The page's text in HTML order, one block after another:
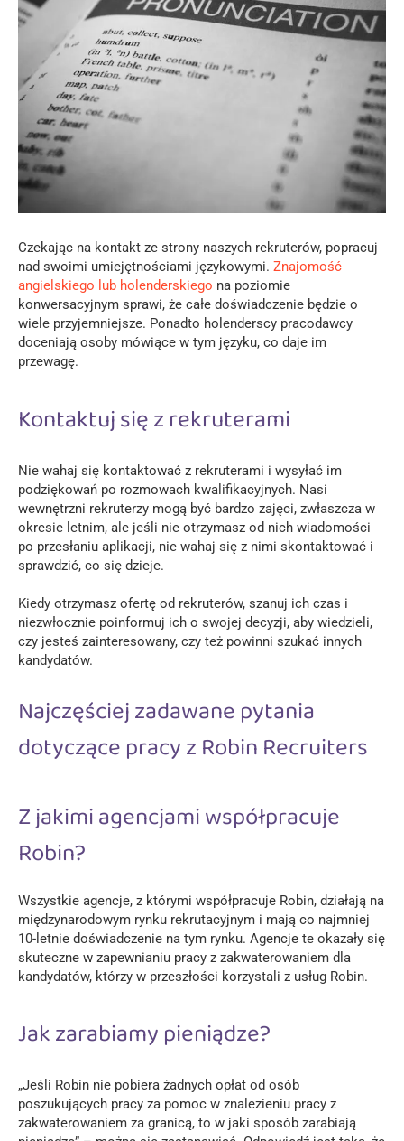
Czekając na kontakt ze strony naszych rekruterów, popracuj
nad swoimi umiejętnościami językowymi. Znajomość
angielskiego lub holenderskiego na poziomie
konwersacyjnym sprawi, że całe doświadczenie będzie o
wiele przyjemniejsze. Ponadto holenderscy pracodawcy
doceniają osoby mówiące w tym języku, co daje im
przewagę.
Kontaktuj się z rekruterami
Nie wahaj się kontaktować z rekruterami i wysyłać im
podziękowań po rozmowach kwalifikacyjnych. Nasi
wewnętrzni rekruterzy mogą być bardzo zajęci, zwłaszcza w
okresie letnim, ale jeśli nie otrzymasz od nich wiadomości
po przesłaniu aplikacji, nie wahaj się z nimi skontaktować i
sprawdzić, co się dzieje.
Kiedy otrzymasz ofertę od rekruterów, szanuj ich czas i
niezwłocznie poinformuj ich o swojej decyzji, aby wiedzieli,
czy jesteś zainteresowany, czy też powinni szukać innych
kandydatów.
Najczęściej zadawane pytania
dotyczące pracy z Robin Recruiters
Z jakimi agencjami współpracuje
Robin?
Wszystkie agencje, z którymi współpracuje Robin, działają na
międzynarodowym rynku rekrutacyjnym i mają co najmniej
10-letnie doświadczenie na tym rynku. Agencje te okazały się
skuteczne w zapewnianiu pracy z zakwaterowaniem dla
kandydatów, którzy w przeszłości korzystali z usług Robin.
Jak zarabiamy pieniądze?
„Jeśli Robin nie pobiera żadnych opłat od osób
poszukujących pracy za pomoc w znalezieniu pracy z
zakwaterowaniem za granicą, to w jaki sposób zarabiają